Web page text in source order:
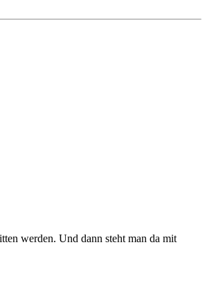
werden. Und dann steht man da mit